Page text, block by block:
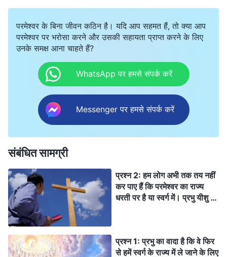
प्रभु का अनुसरण किया, हमने नम्रता, धैर्य और सहिष्णुता का पालन
किया। क्या आप ये कह रहे हैं कि हम परमेश्‍वर की इच्छा का पालन नहीं
कर रहे हैं? हम जानते हैं कि अगर हम इसे जारी रखते हैं, तो हम पवित्र हो
जायेंगे और स्वर्ग के राज्य में स्वर्गारोहित किये जायेंगे। क्या आपका मतलब है
कि प्रभु के वचनों को इस तरह समझना और उनको अमल में लाना गलत
परमेश्वर के बिना जीवन कठिन है। यदि आप सहमत हैं, तो क्या आप
परमेश्वर पर भरोसा करने और उसकी सहायता प्राप्त करने के लिए
उनके समक्ष आना चाहते हैं?
WhatsApp पर हमसे संपर्क करें
Messenger पर हमसे संपर्क करें
संबंधित सामग्री
प्रश्न 2: हम लोग अभी तक तय नहीं
कर पाए हैं कि परमेश्वर का राज्य
धरती पर है या स्वर्ग में। प्रभु यीशु ने
यह स्वर्ग में होना चाहिये। यह धरती
पर कैसे हो सकता है?
प्रश्न 1: प्रभु का वादा है कि वे फिर
से हमें स्वर्ग के राज्य में ले जाने के लिए